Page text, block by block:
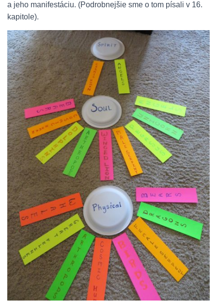
a jeho manifestáciu. (Podrobnejšie sme o tom písali v 16.
kapitole).